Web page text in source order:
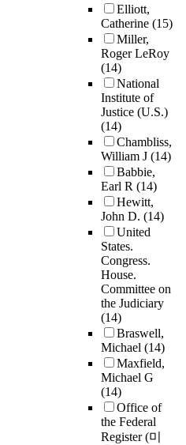
Elliott,
Catherine (15)
Miller,
Roger LeRoy
(14)
National
Institute of
Justice (U.S.)
(14)
Chambliss,
William J (14)
Babbie,
Earl R (14)
Hewitt,
John D. (14)
United
States.
Congress.
House.
Committee on
the Judiciary
(14)
Braswell,
Michael (14)
Maxfield,
Michael G
(14)
Office of
the Federal
Register (미